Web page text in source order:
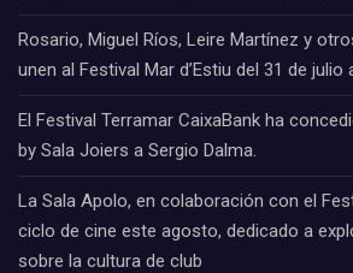
Rosario, Miguel Ríos, Leire Martínez y
unen al Festival Mar d’Estiu del 31 de
El Festival Terramar CaixaBank ha
by Sala Joiers a Sergio Dalma.
La Sala Apolo, en colaboración con el
ciclo de cine este agosto, dedicado a
sobre la cultura de club